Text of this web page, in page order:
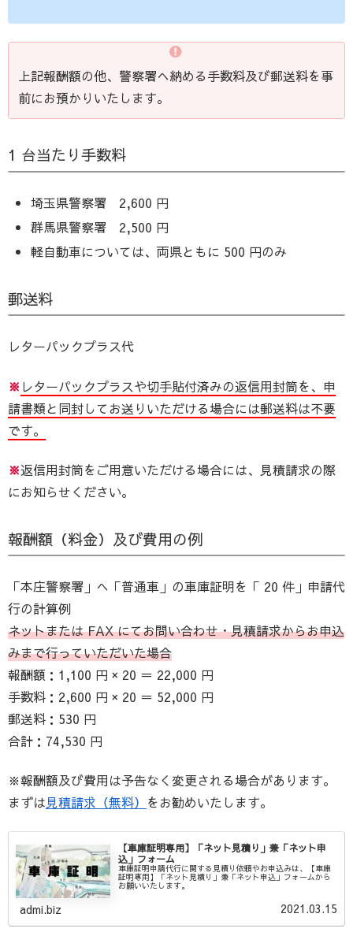
上記報酬額の他、警察署へ納める手数料及び郵送料を事
前にお預かりいたします。
1 台当たり手数料
埼玉県警察署 2,600 円
群馬県警察署 2,500 円
軽自動車については、両県ともに 500 円のみ
郵送料
レターパックプラス代
※ レターパックプラスや切手貼付済みの返信用封筒を、申
請書類と同封してお送りいただける場合には郵送料は不要
です。
※返信用封筒をご用意いただける場合には、見積請求の際
にお知らせください。
報酬額（料金）及び費用の例
「本庄警察署」へ「普通車」の車庫証明を「 20 件」申請代
行の計算例
ネットまたは FAX にてお問い合わせ・見積請求からお申込
みまで行っていただいた場合
報酬額：1,100 円 × 20 ＝ 22,000 円
手数料：2,600 円 × 20 ＝ 52,000 円
郵送料：530 円
合計：74,530 円
※報酬額及び費用は予告なく変更される場合があります。
まずは見積請求（無料） をお勧めいたします。
【車庫証明専用】「ネット見積り」兼「ネット申
込」フォーム
車庫証明申請代行に関する見積り依頼やお申込みは、【車庫
証明専用】「ネット見積り」兼「ネット申込」フォームから
お願いいたします。
admi.biz 2021.03.15